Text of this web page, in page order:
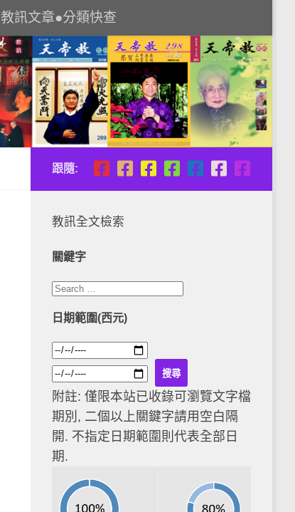
教訊文章●分類快查
跟隨:
教訊全文檢索
關鍵字
日期範圍(西元)
附註: 僅限本站已收錄可瀏覽文字檔
期別, 二個以上關鍵字請用空白隔
開. 不指定日期範圍則代表全部日
期.